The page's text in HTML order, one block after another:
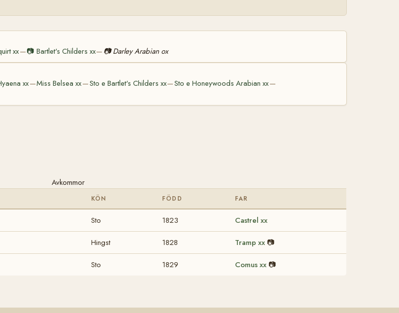
xx—📷 Bartlet's Childers xx— 📷 Darley Arabian ox
xx—Miss Belsea xx—Sto e Bartlet's Childers xx—Sto e Honeywoods Arabian xx—
Avkommor
KÖN FÖDD FAR
Sto 1823 Castrel xx
Hingst 1828 Tramp xx 📷
Sto 1829 Comus xx 📷